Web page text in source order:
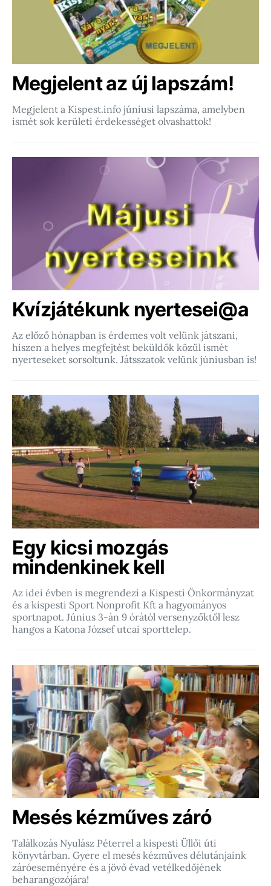
Megjelent az új lapszám!
Megjelent a Kispest.info júniusi lapszáma, amelyben
ismét sok kerületi érdekességet olvashattok!
Kvízjátékunk nyertesei@a
Az előző hónapban is érdemes volt velünk játszani,
hiszen a helyes megfejtést beküldők közül ismét
nyerteseket sorsoltunk. Játsszatok velünk júniusban is!
Egy kicsi mozgás
mindenkinek kell
Az idei évben is megrendezi a Kispesti Önkormányzat
és a kispesti Sport Nonprofit Kft a hagyományos
sportnapot. Június 3-án 9 órától versenyzőktől lesz
hangos a Katona József utcai sporttelep.
Mesés kézműves záró
Találkozás Nyulász Péterrel a kispesti Üllői úti
könyvtárban. Gyere el mesés kézműves délutánjaink
záróeseményére és a jövő évad vetélkedőjének
beharangozójára!